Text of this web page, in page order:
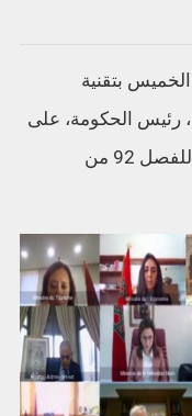
بتقنية
رئيس الحكومة، على
مقترحات تعيين في مناصب عليا طبقا للفصل 92 من